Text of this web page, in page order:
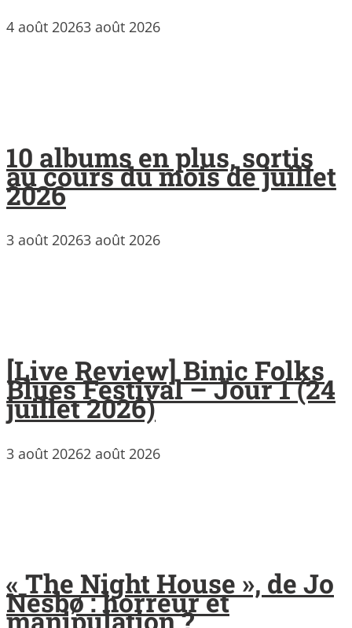
4 août 20263 août 2026
10 albums en plus, sortis
au cours du mois de juillet
2026
3 août 20263 août 2026
[Live Review] Binic Folks
Blues Festival – Jour 1 (24
juillet 2026)
3 août 20262 août 2026
« The Night House », de Jo
Nesbø : horreur et
manipulation ?